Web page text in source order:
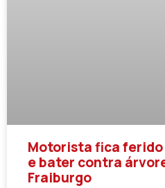
Motorista fica
e bater contra
Fraiburgo